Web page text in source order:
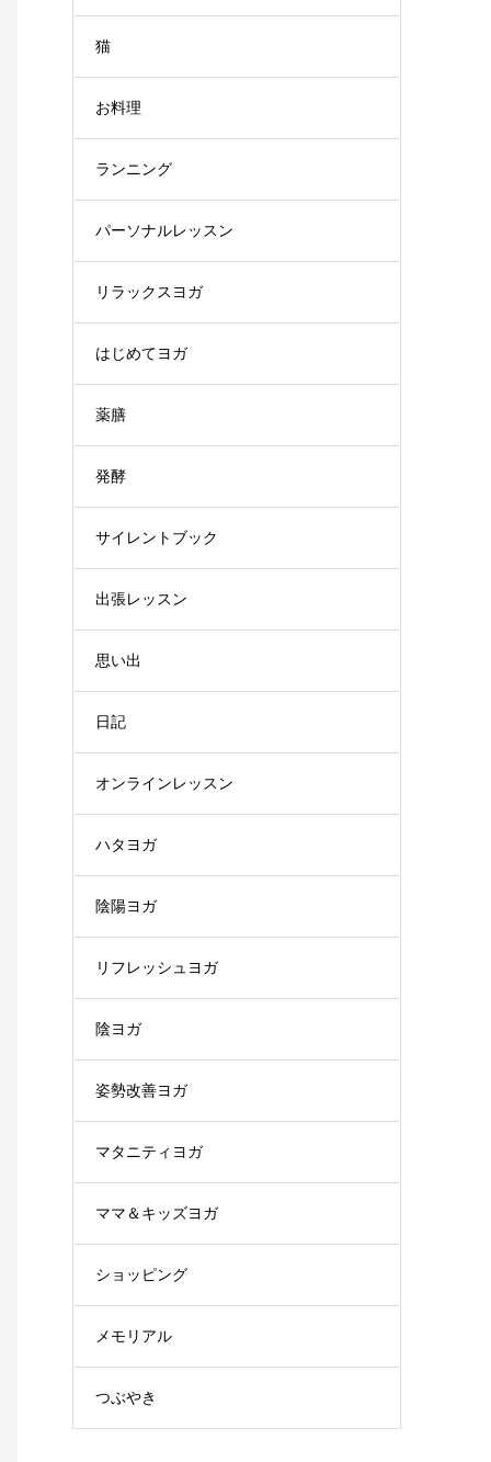
猫
お料理
ランニング
パーソナルレッスン
リラックスヨガ
はじめてヨガ
薬膳
発酵
サイレントブック
出張レッスン
思い出
日記
オンラインレッスン
ハタヨガ
陰陽ヨガ
リフレッシュヨガ
陰ヨガ
姿勢改善ヨガ
マタニティヨガ
ママ＆キッズヨガ
ショッピング
メモリアル
つぶやき